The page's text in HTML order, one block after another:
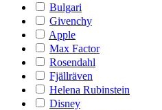
Bulgari
Givenchy
Apple
Max Factor
Rosendahl
Fjällräven
Helena Rubinstein
Disney